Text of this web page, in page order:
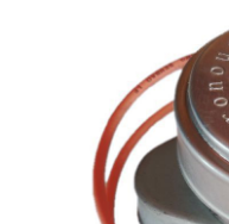
Ventilación